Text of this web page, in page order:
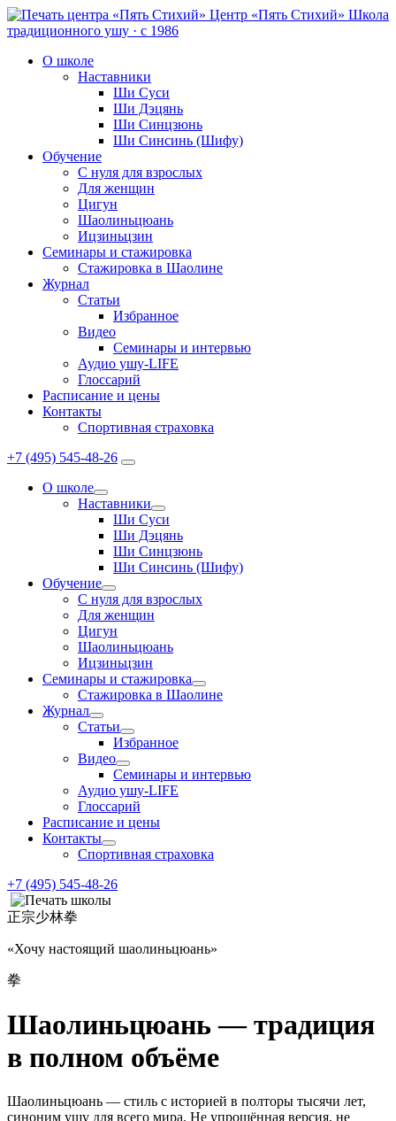
Центр «Пять Стихий» Школа
традиционного ушу · с 1986
О школе
Наставники
Ши Суси
Ши Дэцянь
Ши Синцзюнь
Ши Синсинь (Шифу)
Обучение
С нуля для взрослых
Для женщин
Цигун
Шаолиньцюань
Ицзиньцзин
Семинары и стажировка
Стажировка в Шаолине
Журнал
Статьи
Избранное
Видео
Семинары и интервью
Аудио ушу-LIFE
Глоссарий
Расписание и цены
Контакты
Спортивная страховка
+7 (495) 545-48-26
О школе
Наставники
Ши Суси
Ши Дэцянь
Ши Синцзюнь
Ши Синсинь (Шифу)
Обучение
С нуля для взрослых
Для женщин
Цигун
Шаолиньцюань
Ицзиньцзин
Семинары и стажировка
Стажировка в Шаолине
Журнал
Статьи
Избранное
Видео
Семинары и интервью
Аудио ушу-LIFE
Глоссарий
Расписание и цены
Контакты
Спортивная страховка
+7 (495) 545-48-26
正宗少林拳
«Хочу настоящий шаолиньцюань»
拳
Шаолиньцюань — традиция
в полном объёме
Шаолиньцюань — стиль с историей в полторы тысячи лет,
синоним ушу для всего мира. Не упрощённая версия, не